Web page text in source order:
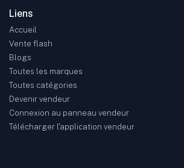
Liens
Accueil
Vente flash
Blogs
Toutes les marques
Toutes catégories
Devenir vendeur
Connexion au panneau vendeur
Télécharger l'application vendeur